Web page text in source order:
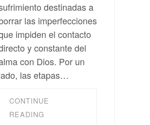
destinadas a
las imperfecciones
impiden el contacto
y constante del
con Dios. Por un
las etapas…
CONTINUE
READING